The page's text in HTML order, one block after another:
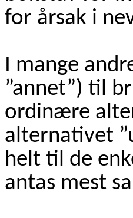
for årsak i
I mange
”annet”) til
ordinære
alternativet
helt til de
antas mest